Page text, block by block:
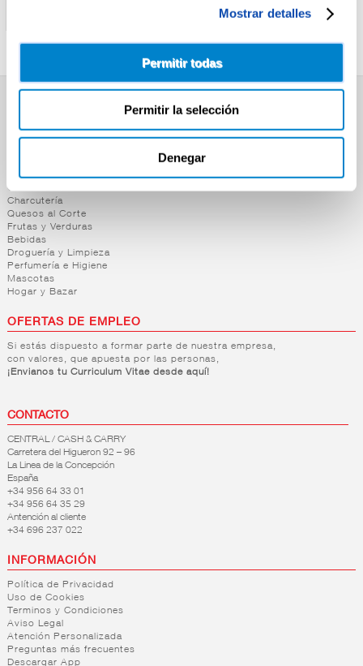
Mostrar detalles
Permitir todas
Permitir la selección
Denegar
3
Alimentación
Congelados
Carnicería
Charcutería
Quesos al Corte
Frutas y Verduras
Bebidas
Droguería y Limpieza
Perfumería e Higiene
Mascotas
Hogar y Bazar
OFERTAS DE EMPLEO
Si estás dispuesto a formar parte de nuestra empresa,
con valores, que apuesta por las personas,
¡Envianos tu Curriculum Vitae desde aquí!
CONTACTO
CENTRAL / CASH & CARRY
Carretera del Higueron 92 – 96
La Linea de la Concepción
España
+34 956 64 33 01
+34 956 64 35 29
Antención al cliente
+34 696 237 022
INFORMACIÓN
Política de Privacidad
Uso de Cookies
Terminos y Condiciones
Aviso Legal
Atención Personalizada
Preguntas más frecuentes
Descargar App